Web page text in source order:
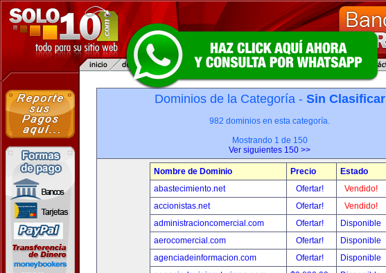
Dominios de la Categoría - Sin Clasificar
982 dominios en esta categoría.
Mostrando 1 de 150
Ver siguientes 150 >>
Nombre de Dominio Precio
Estado
abastecimiento.net
Ofertar!
Vendido!
accionistas.net
Ofertar!
Vendido!
administracioncomercial.com
Ofertar!
Disponible
aerocomercial.com
Ofertar!
Disponible
agenciadeinformacion.com
Ofertar!
Disponible